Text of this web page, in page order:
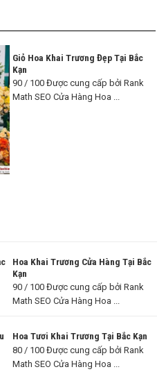
Giỏ Hoa Khai Trương Đẹp Tại Bắc
Kạn
90 / 100 Được cung cấp bởi Rank
Math SEO Cửa Hàng Hoa ...
Hoa Khai Trương Cửa Hàng Tại Bắc
Kạn
90 / 100 Được cung cấp bởi Rank
Math SEO Cửa Hàng Hoa ...
Hoa Tươi Khai Trương Tại Bắc Kạn
80 / 100 Được cung cấp bởi Rank
Math SEO Cửa Hàng Hoa ...